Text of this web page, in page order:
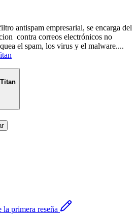
antispam empresarial, se encarga del
contra correos electrónicos no
el spam, los virus y el malware....
la primera reseña